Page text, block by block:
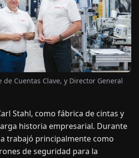
Cuentas Clave, y Director General
Stahl, como fábrica de cintas y
historia empresarial. Durante
trabajó principalmente como
de seguridad para la